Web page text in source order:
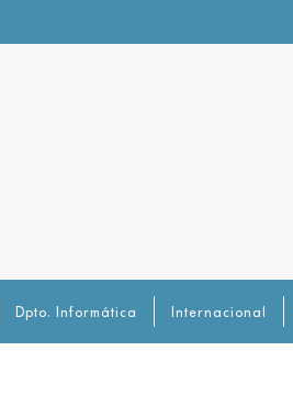
Dpto. Informática Internacional